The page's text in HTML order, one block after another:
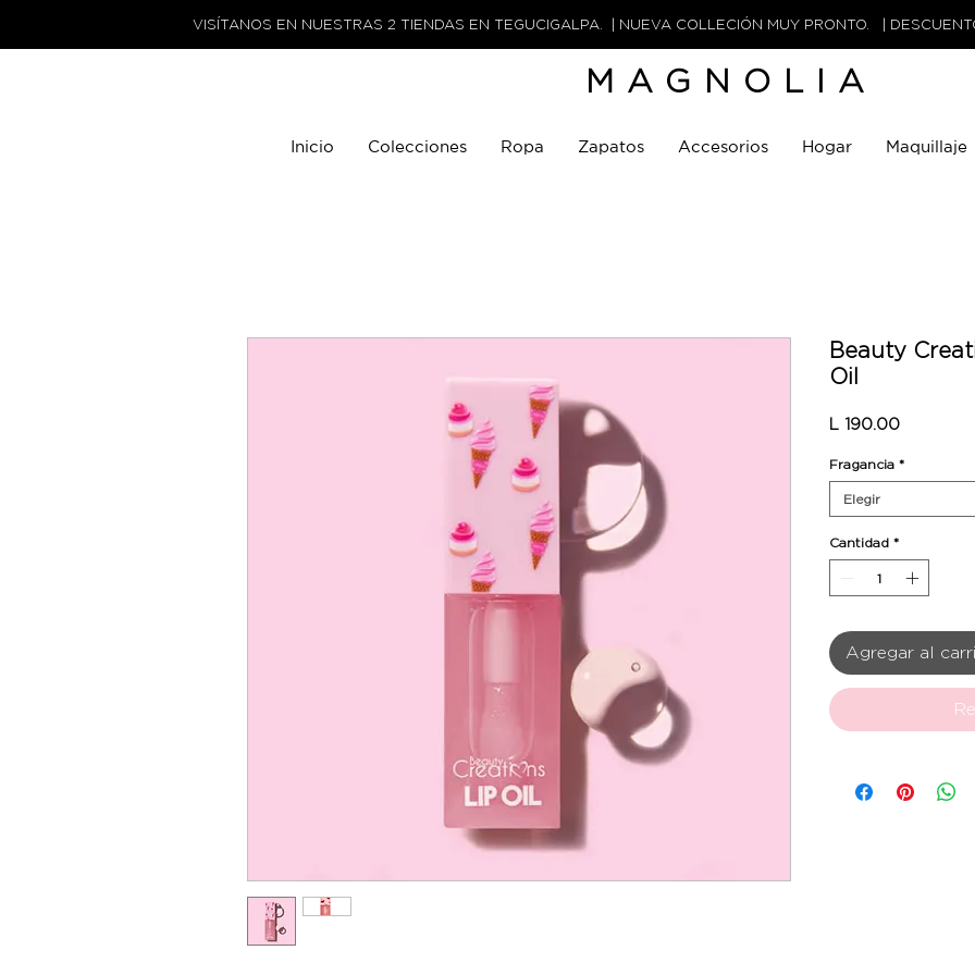
VISÍTANOS EN NUESTRAS 2 TIENDAS EN TEGUCIGALPA. | NUEVA COLLECIÓN MUY PRONTO. |
MAGNOLIA
Inicio Colecciones Ropa Zapatos Accesorios Hogar Maquillaje
Beauty
Oil
L 190.00Precio
Fragancia *
Elegir
Cantidad *
Agregar al